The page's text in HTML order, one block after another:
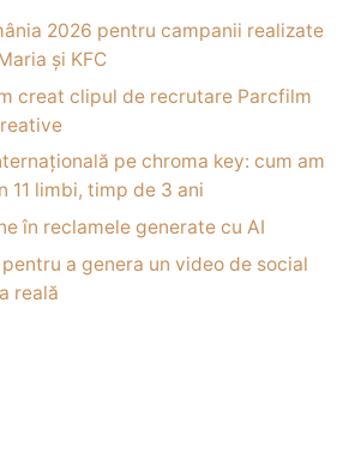
2026 pentru campanii realizate
și KFC
creat clipul de recrutare Parcfilm
pe chroma key: cum am
11 limbi, timp de 3 ani
în reclamele generate cu AI
a genera un video de social
reală